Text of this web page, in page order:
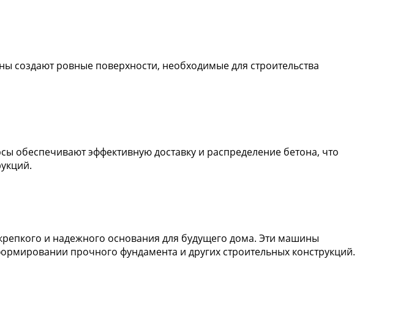
создают ровные поверхности, необходимые для строительства
обеспечивают эффективную доставку и распределение бетона, что
и надежного основания для будущего дома. Эти машины
прочного фундамента и других строительных конструкций.